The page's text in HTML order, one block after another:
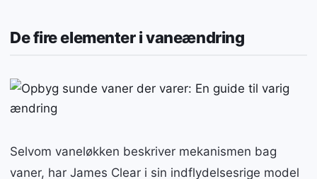
De fire elementer i vaneændring
Selvom vaneløkken beskriver mekanismen bag
vaner, har James Clear i sin indflydelsesrige model